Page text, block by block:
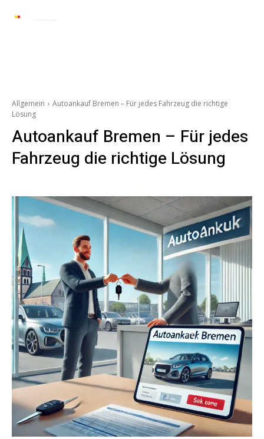
Allgemein
Autoankauf Bremen – Für jedes Fahrzeug die richtige
Lösung
Autoankauf Bremen – Für jedes
Fahrzeug die richtige Lösung